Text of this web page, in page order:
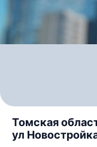
Томская
ул